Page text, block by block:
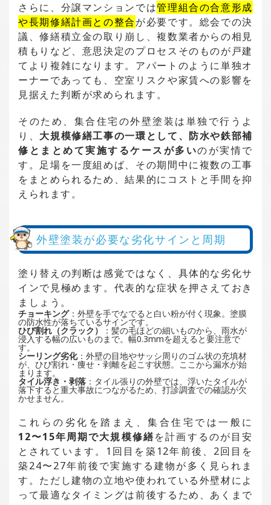
さらに、分譲マンションでは管理組合の合意形成
や長期修繕計画との整合が必要です。総会での決
議、修繕積立金の取り崩し、複数業者からの相見
積もりなど、意思決定のプロセスそのものが戸建
てより複雑になります。アパートのように単独オ
ーナーであっても、空室リスクや家賃への影響を
見据えた判断が求められます。
そのため、集合住宅の外壁塗装は単独で行うよ
り、大規模修繕工事の一環として、防水や鉄部補
修とまとめて実施するケースが多いのが実情で
す。足場を一度組めば、その期間中に複数の工事
をまとめられるため、結果的にコストと手間を抑
えられます。
外壁塗装が必要な劣化サインと周期
塗り替えの判断は感覚ではなく、具体的な劣化サ
インで見極めます。代表的な症状を押さえておき
ましょう。
チョーキング：外壁を手でなでると白い粉が付く現象。塗膜
の防水性が落ちているサインです。
ひび割れ（クラック） ：髪の毛ほどの細いものから、雨水が
浸入する幅の広いものまで。幅0.3mmを超えると要注意で
す。
シーリング劣化：外壁の目地やサッシ周りのゴム状の充填材
が、ひび割れ・痩せ・剥離を起こす状態。ここから漏水が始
まります。
タイル浮き・剥落 ：タイル張りの外壁では、浮いたタイルが
落下すると重大事故につながるため、打診調査での確認が欠
かせません。
これらの劣化を踏まえ、集合住宅では一般に
12〜15年周期で大規模修繕を計画するのが目安
とされています。1回目を築12年前後、2回目を
築24〜27年前後で実施する建物が多く見られま
す。ただし建物の立地や使われている外壁材によ
って最適なタイミングは前後するため、あくまで